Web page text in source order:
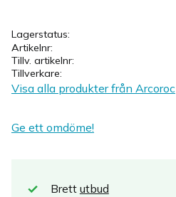
Lagerstatus
Artikelnr
Tillv. artikelnr
Tillverkare
Visa alla produkter från Arcoroc
Ge ett omdöme!
Brett utbud